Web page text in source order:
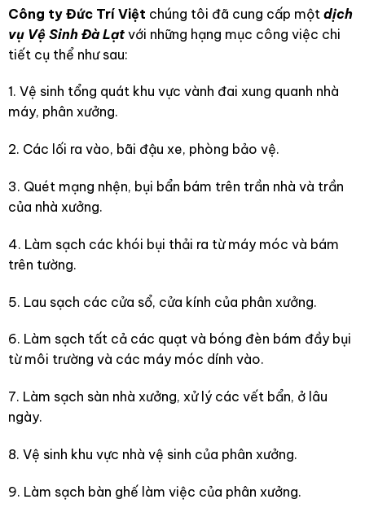
Công ty Đức Trí Việt chúng tôi đã cung cấp một dịch
vụ Vệ Sinh Đà Lạtvới những hạng mục công việc chi
tiết cụ thể như sau:
1. Vệ sinh tổng quát khu vực vành đai xung quanh nhà
máy, phân xưởng.
2. Các lối ra vào, bãi đậu xe, phòng bảo vệ.
3. Quét mạng nhện, bụi bẩn bám trên trần nhà và trần
của nhà xưởng.
4. Làm sạch các khói bụi thải ra từ máy móc và bám
trên tường.
5. Lau sạch các cửa sổ, cửa kính của phân xưởng.
6. Làm sạch tất cả các quạt và bóng đèn bám đầy bụi
từ môi trường và các máy móc dính vào.
7. Làm sạch sàn nhà xưởng, xử lý các vết bẩn, ở lâu
ngày.
8. Vệ sinh khu vực nhà vệ sinh của phân xưởng.
9. Làm sạch bàn ghế làm việc của phân xưởng.